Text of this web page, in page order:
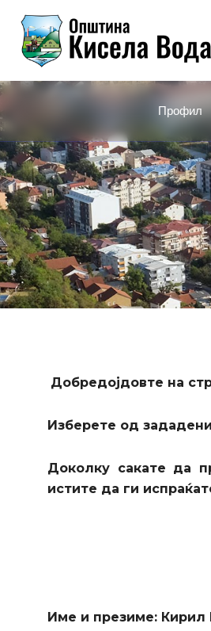
content
Профил
Добредојдовте на
Изберете од
Доколку сакате да
истите да ги
Име и презиме: Кирил